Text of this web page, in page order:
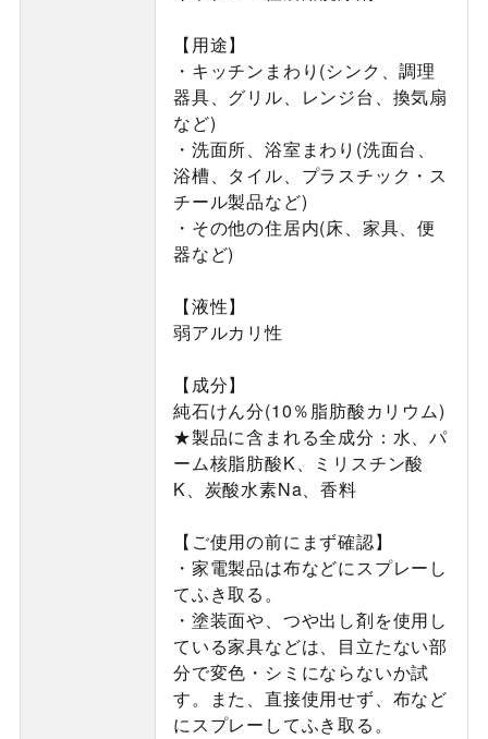
【用途】
・キッチンまわり(シンク、調理
器具、グリル、レンジ台、換気扇
など)
・洗面所、浴室まわり(洗面台、
浴槽、タイル、プラスチック・ス
チール製品など)
・その他の住居内(床、家具、便
器など)
【液性】
弱アルカリ性
【成分】
純石けん分(10％脂肪酸カリウム)
★製品に含まれる全成分：水、パ
ーム核脂肪酸K、ミリスチン酸
K、炭酸水素Na、香料
【ご使用の前にまず確認】
・家電製品は布などにスプレーし
てふき取る。
・塗装面や、つや出し剤を使用し
ている家具などは、目立たない部
分で変色・シミにならないか試
す。また、直接使用せず、布など
にスプレーしてふき取る。